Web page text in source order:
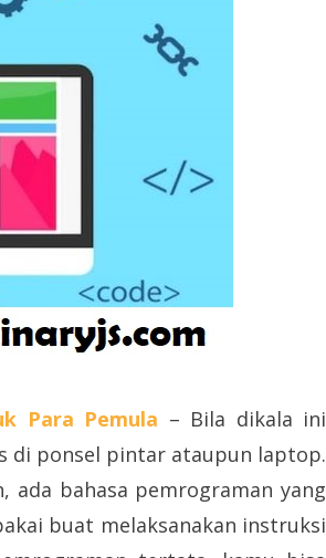
Para Pemula – Bila dikala ini
di ponsel pintar ataupun laptop.
ada bahasa pemrograman yang
buat melaksanakan instruksi